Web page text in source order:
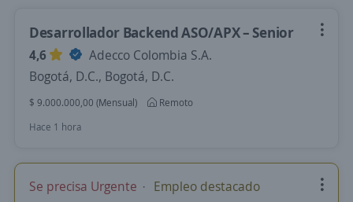
Desarrollador Backend ASO/APX – Senior
4,6
Adecco Colombia S.A.
Bogotá, D.C., Bogotá, D.C.
$ 9.000.000,00 (Mensual)
Remoto
Hace 1 hora
Se precisa Urgente Empleo destacado